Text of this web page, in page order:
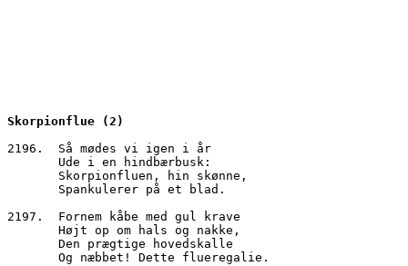
Skorpionflue (2)
2196.  Så mødes vi igen i år
       Ude i en hindbærbusk:
       Skorpionfluen, hin skønne,
       Spankulerer på et blad.
2197.  Fornem kåbe med gul krave
       Højt op om hals og nakke,
       Den prægtige hovedskalle
       Og næbbet! Dette flueregalie.